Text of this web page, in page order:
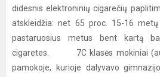
didesnis elektroninių cigarečių
atskleidžia: net 65 proc. 15-16
pastaruosius metus bent kartą
cigaretes. 7C klasės mokiniai
pamokoje, kurioje dalyvavo